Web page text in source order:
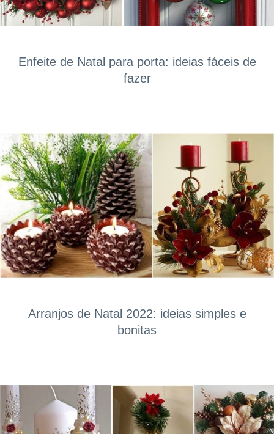
Enfeite de Natal para porta: ideias fáceis de
fazer
Arranjos de Natal 2022: ideias simples e
bonitas